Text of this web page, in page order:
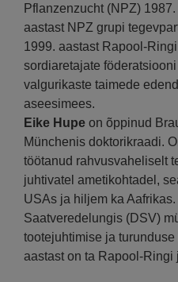
Pflanzenzucht (NPZ)
aastast NPZ grupi
1999. aastast Rapool-
sordiaretajate
valgurikaste taimede
aseesimees.
Eike Hupe on õppinud
Münchenis doktorikraadi.
töötanud rahvusvaheliselt
juhtivatel ametikohtadel,
USAs ja hiljem ka
Saatveredelungis (DSV)
tootejuhtimise ja
aastast on ta Rapool-Ringi